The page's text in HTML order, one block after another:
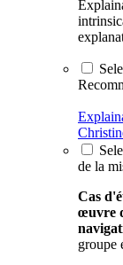
de la
Cas
œuvre
groupe